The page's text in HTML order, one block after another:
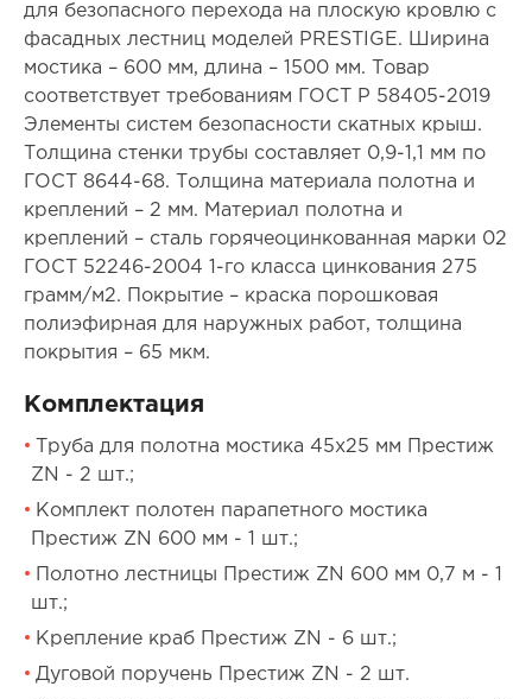
для безопасного перехода на плоскую кровлю с
фасадных лестниц моделей PRESTIGE. Ширина
мостика – 600 мм, длина – 1500 мм. Товар
соответствует требованиям ГОСТ Р 58405-2019
Элементы систем безопасности скатных крыш.
Толщина стенки трубы составляет 0,9-1,1 мм по
ГОСТ 8644-68. Толщина материала полотна и
креплений – 2 мм. Материал полотна и
креплений – сталь горячеоцинкованная марки 02
ГОСТ 52246-2004 1-го класса цинкования 275
грамм/м2. Покрытие – краска порошковая
полиэфирная для наружных работ, толщина
покрытия – 65 мкм.
Комплектация
Труба для полотна мостика 45х25 мм Престиж
ZN - 2 шт.;
Комплект полотен парапетного мостика
Престиж ZN 600 мм - 1 шт.;
Полотно лестницы Престиж ZN 600 мм 0,7 м - 1
шт.;
Крепление краб Престиж ZN - 6 шт.;
Дуговой поручень Престиж ZN - 2 шт.